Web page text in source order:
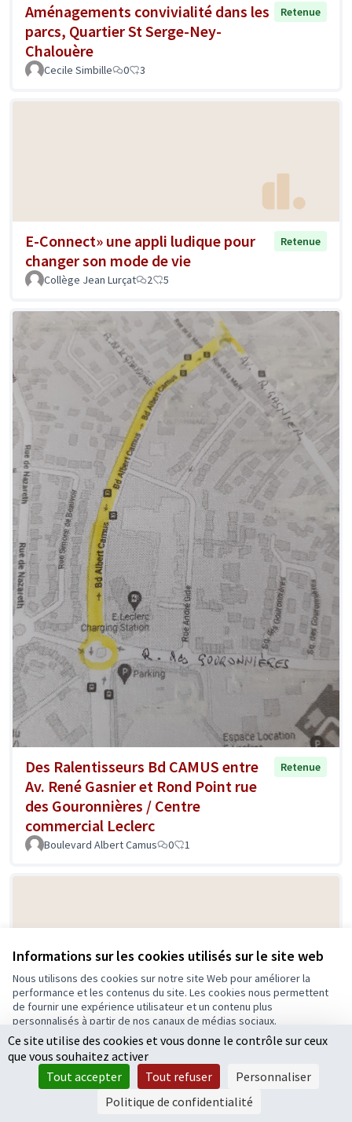
Informations sur les cookies utilisés sur le site web
Nous utilisons des cookies sur notre site Web pour améliorer la
performance et les contenus du site. Les cookies nous permettent
de fournir une expérience utilisateur et un contenu plus
personnalisés à partir de nos canaux de médias sociaux.
Tout accepter
Accepter seulement les cookies essentiels
Paramètres
Aménagements convivialité dans les
parcs, Quartier St Serge-Ney-
Chalouère
Retenue
Cecile Simbille 0 3
E-Connect» une appli ludique pour
changer son mode de vie
Retenue
Collège Jean Lurçat 2 5
Des Ralentisseurs Bd CAMUS entre
Av. René Gasnier et Rond Point rue
des Gouronnières / Centre
commercial Leclerc
Retenue
Boulevard Albert Camus 0 1
Des bancs aux stations de taxi
Lemoine Sophie
0 2
Ce site utilise des cookies et vous donne le contrôle sur ceux
que vous souhaitez activer
Tout accepter
Tout refuser
Personnaliser
Politique de confidentialité